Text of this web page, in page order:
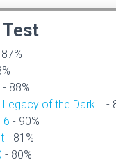
Test
- 88%
of the Dark...
-
6 - 90%
- 81%
- 80%